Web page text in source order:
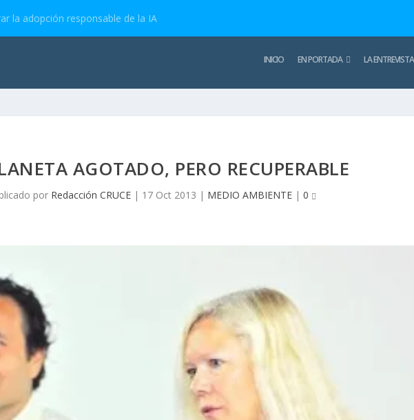
la adopción responsable de la IA
INICIO EN PORTADA LA ENTREVISTA
AGOTADO, PERO RECUPERABLE
por Redacción CRUCE| 17 Oct 2013 | MEDIO AMBIENTE| 0